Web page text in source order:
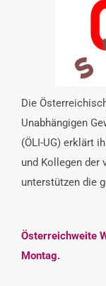
KONTAKT
Die
Unabhängigen
(ÖLI-UG) erklärt
und Kollegen der
unterstützen die
Österreichweite
Montag.